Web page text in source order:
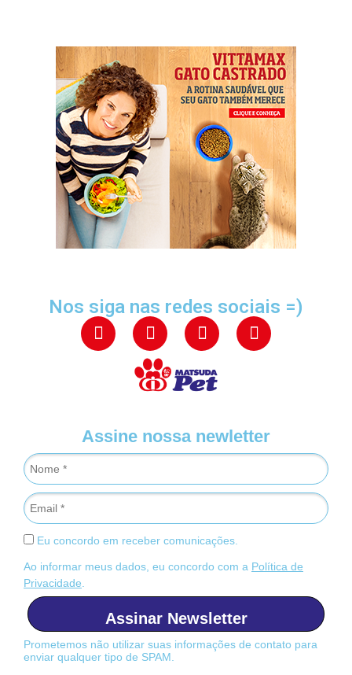
Nos siga nas redes sociais =)
Assine nossa newletter
Eu concordo em receber comunicações.
Ao informar meus dados, eu concordo com a Política de
Privacidade.
Assinar Newsletter
Prometemos não utilizar suas informações de contato para
enviar qualquer tipo de SPAM.